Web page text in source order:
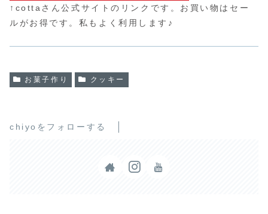
↑cottaさん公式サイトのリンクです。お買い物はセー
ルがお得です。私もよく利用します♪
お菓子作り クッキー
chiyoをフォローする